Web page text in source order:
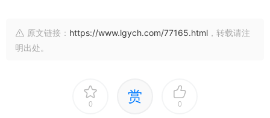
原文链接： https://www.lgych.com/77165.html ，转载请注
明出处。
0 赏 0